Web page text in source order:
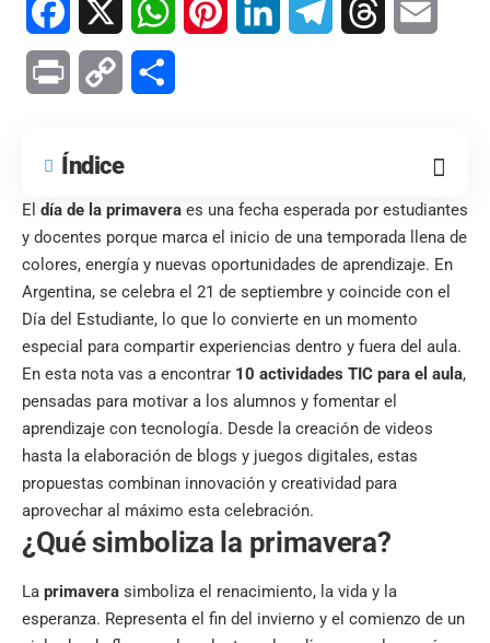
Facebook WhatsAppPinterest LinkedIn TelegramThreads
Print Copy
Índice
El día de la primavera es una fecha esperada por estudiantes
y docentes porque marca el inicio de una temporada llena de
colores, energía y nuevas oportunidades de aprendizaje. En
Argentina, se celebra el 21 de septiembre y coincide con el
Día del Estudiante, lo que lo convierte en un momento
especial para compartir experiencias dentro y fuera del aula.
En esta nota vas a encontrar 10 actividades TIC para el aula,
pensadas para motivar a los alumnos y fomentar el
aprendizaje con tecnología. Desde la creación de videos
hasta la elaboración de blogs y juegos digitales, estas
propuestas combinan innovación y creatividad para
aprovechar al máximo esta celebración.
¿Qué simboliza la primavera?
La primavera simboliza el renacimiento, la vida y la
esperanza. Representa el fin del invierno y el comienzo de un